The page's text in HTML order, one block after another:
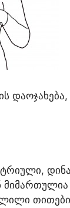
დაოჯახება,
მიმართულია